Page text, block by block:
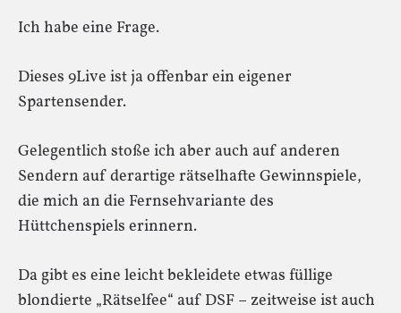
Ich habe eine Frage.
Dieses 9Live ist ja offenbar ein eigener
Spartensender.
Gelegentlich stoße ich aber auch auf anderen
Sendern auf derartige rätselhafte Gewinnspiele,
die mich an die Fernsehvariante des
Hüttchenspiels erinnern.
Da gibt es eine leicht bekleidete etwas füllige
blondierte „Rätselfee“ auf DSF – zeitweise ist auch